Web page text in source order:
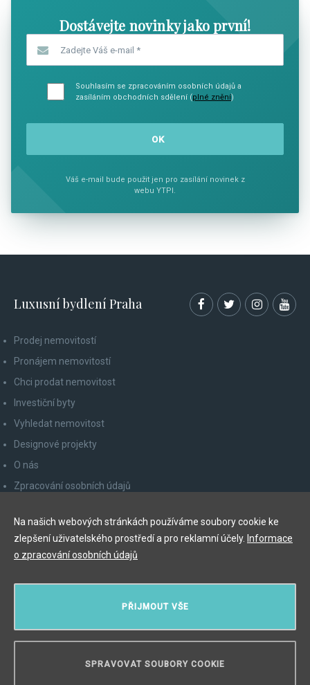
Dostávejte novinky jako první!
Souhlasím se zpracováním osobních údajů a
zasíláním obchodních sdělení (plné znění)
Váš e-mail bude použit jen pro zasílání novinek z
webu YTPI.
Luxusní bydlení Praha
Prodej nemovitostí
Pronájem nemovitostí
Chci prodat nemovitost
Investiční byty
Vyhledat nemovitost
Designové projekty
O nás
Zpracování osobních údajů
Odhlášení z newsletteru
Myslíková 245/3, 110 00 Praha 1
PŘIJMOUT VŠE
SPRAVOVAT SOUBORY COOKIE
Na našich webových stránkách používáme soubory cookie ke
zlepšení uživatelského prostředí a pro reklamní účely. Informace
o zpracování osobních údajů